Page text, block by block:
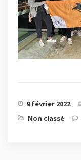
9 février 2022
Non classé